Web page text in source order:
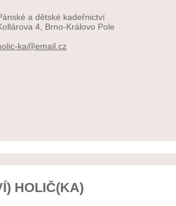
a dětské kadeřnictví
4, Brno-Královo Pole
ka@email.cz
HOLIČ(KA)